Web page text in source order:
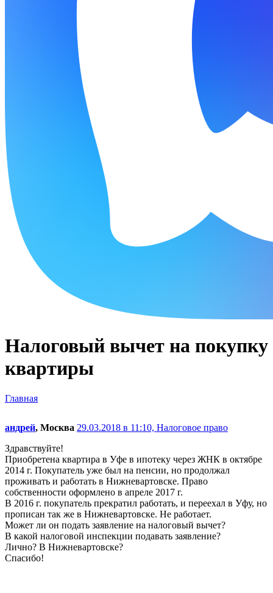
Налоговый вычет на покупку
квартиры
Главная
андрей, Москва 29.03.2018 в 11:10, Налоговое право
Здравствуйте!
Приобретена квартира в Уфе в ипотеку через ЖНК в октябре
2014 г. Покупатель уже был на пенсии, но продолжал
проживать и работать в Нижневартовске. Право
собственности оформлено в апреле 2017 г.
В 2016 г. покупатель прекратил работать, и переехал в Уфу, но
прописан так же в Нижневартовске. Не работает.
Может ли он подать заявление на налоговый вычет?
В какой налоговой инспекции подавать заявление?
Лично? В Нижневартовске?
Спасибо!